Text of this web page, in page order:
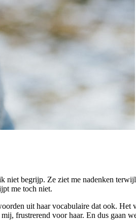
niet begrijp. Ze ziet me nadenken
me toch niet.
uit haar vocabulaire dat ook. Het
frustrerend voor haar. En dus gaan